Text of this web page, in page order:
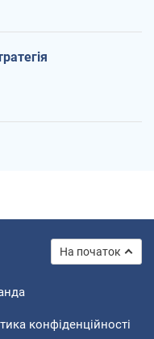
На початок
конфіденційності